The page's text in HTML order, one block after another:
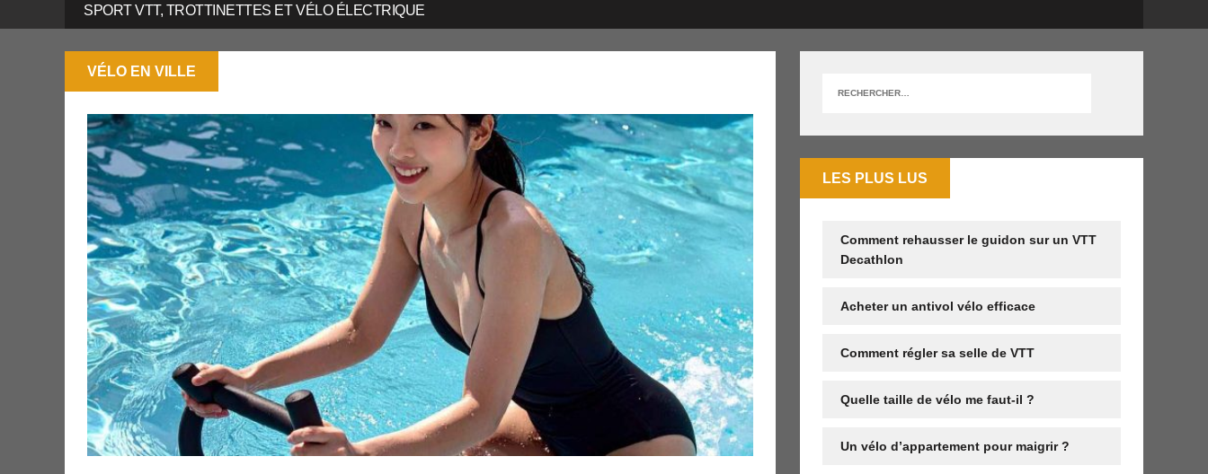
SPORT VTT, TROTTINETTES ET VÉLO ÉLECTRIQUE
VÉLO EN VILLE
LES PLUS LUS
Comment rehausser le guidon sur un VTT
Decathlon
Acheter un antivol vélo efficace
Comment régler sa selle de VTT
Quelle taille de vélo me faut-il ?
Un vélo d’appartement pour maigrir ?